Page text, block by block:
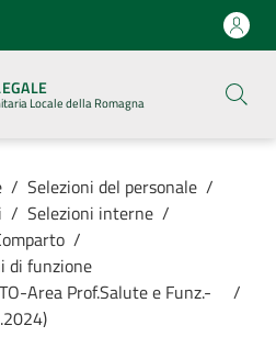
Locale della Romagna
/ Selezioni del personale /
/ Selezioni interne /
/
di funzione
Area Prof.Salute e Funz.-
/